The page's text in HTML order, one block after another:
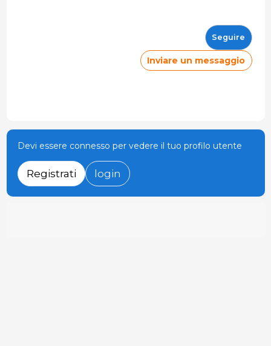
Seguire
Inviare un messaggio
Devi essere connesso per vedere il tuo profilo utente
Registrati login